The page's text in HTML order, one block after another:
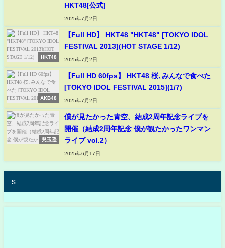
HKT48[公式]
2025年7月2日
HKT48
【Full HD】 HKT48 "HKT48" [TOKYO IDOL
FESTIVAL 2013](HOT STAGE 1/12)
2025年7月2日
AKB48
【Full HD 60fps】 HKT48 桜､みんなで食べた
[TOKYO IDOL FESTIVAL 2015](1/7)
2025年7月2日
兒玉遥
僕が見たかった青空、結成2周年記念ライブを
開催（結成2周年記念 僕が観たかったワンマン
ライブ vol.2）
2025年6月17日
s